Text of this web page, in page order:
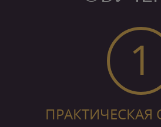
1
ПРАКТИЧЕСКАЯ